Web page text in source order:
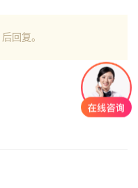
后回复。